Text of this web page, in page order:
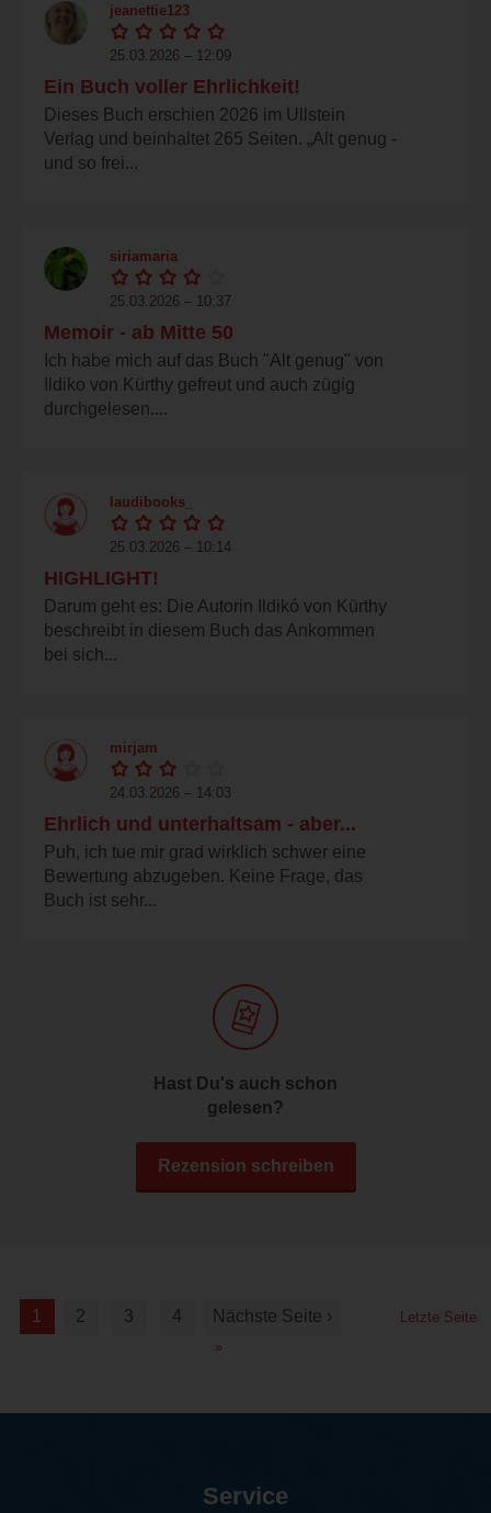
jeanettie123
25.03.2026 – 12:09
Ein Buch voller Ehrlichkeit!
Dieses Buch erschien 2026 im Ullstein
Verlag und beinhaltet 265 Seiten. „Alt genug -
und so frei...
siriamaria
25.03.2026 – 10:37
Memoir - ab Mitte 50
Ich habe mich auf das Buch "Alt genug" von
Ildiko von Kürthy gefreut und auch zügig
durchgelesen....
laudibooks_
25.03.2026 – 10:14
HIGHLIGHT!
Darum geht es: Die Autorin Ildikó von Kürthy
beschreibt in diesem Buch das Ankommen
bei sich...
mirjam
24.03.2026 – 14:03
Ehrlich und unterhaltsam - aber...
Puh, ich tue mir grad wirklich schwer eine
Bewertung abzugeben. Keine Frage, das
Buch ist sehr...
Hast Du's auch schon
gelesen?
Rezension schreiben
1 2 3 4 Nächste Seite ›
Letzte Seite
»
Service